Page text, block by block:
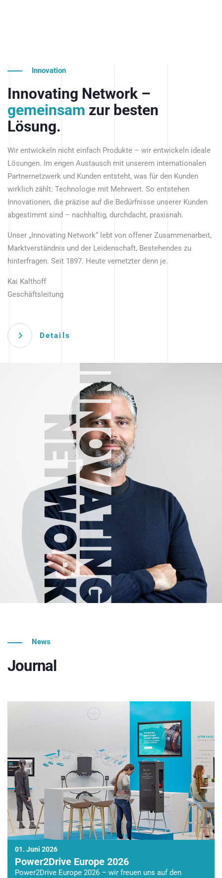
Innovation
Innovating Network –
gemeinsam zur besten
Lösung.
Wir entwickeln nicht einfach Produkte – wir entwickeln ideale
Lösungen. Im engen Austausch mit unserem internationalen
Partnernetzwerk und Kunden entsteht, was für den Kunden
wirklich zählt: Technologie mit Mehrwert. So entstehen
Innovationen, die präzise auf die Bedürfnisse unserer Kunden
abgestimmt sind – nachhaltig, durchdacht, praxisnah.
Unser „Innovating Network“ lebt von offener Zusammenarbeit,
Marktverständnis und der Leidenschaft, Bestehendes zu
hinterfragen. Seit 1897. Heute vernetzter denn je.
Kai Kalthoff
Geschäftsleitung
Details
News
Journal
01. Juni 2026
Power2Drive Europe 2026
Power2Drive Europe 2026 – wir freuen uns auf den